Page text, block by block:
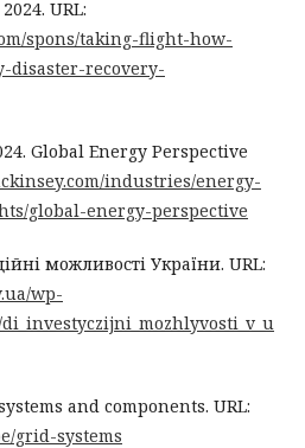
URL:
spons/taking-flight-how-
disaster-recovery-
Global Energy Perspective
industries/energy-
global-energy-perspective
можливості України. URL:
wp-
and components. URL:
grid-systems